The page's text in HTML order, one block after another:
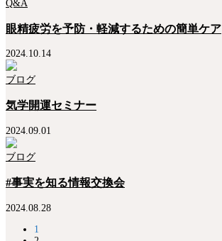
Q&A
眼精疲労を予防・軽減するための簡単ケア
2024.10.14
ブログ
気学開運セミナー
2024.09.01
ブログ
#事実を知る情報交換会
2024.08.28
1